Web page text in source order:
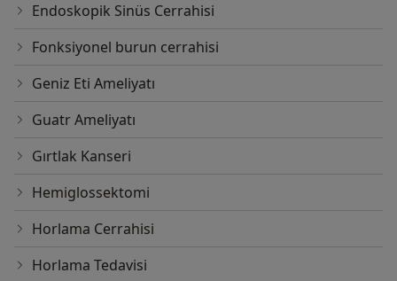
Endoskopik Sinüs Cerrahisi
Fonksiyonel burun cerrahisi
Geniz Eti Ameliyatı
Guatr Ameliyatı
Gırtlak Kanseri
Hemiglossektomi
Horlama Cerrahisi
Horlama Tedavisi